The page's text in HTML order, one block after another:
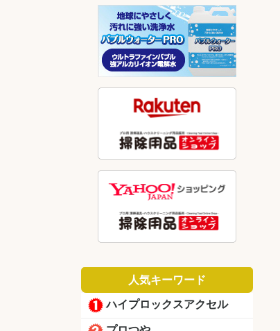
人気キーワード
ハイプロックスアクセル